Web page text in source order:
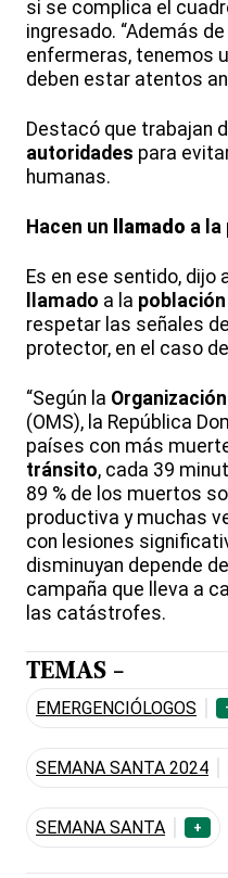
si se complica el
ingresado. “Además
enfermeras, tenemos
deben estar atentos
Destacó que trabajan
autoridades para
humanas.
Hacen un llamado a la
Es en ese sentido, dijo
llamado a la población
respetar las señales de
protector, en el caso
“Según la Organización
(OMS), la República
países con más
tránsito, cada 39
89 % de los muertos
productiva y muchas
con lesiones
disminuyan depende
campaña que lleva a
las catástrofes.
TEMAS -
EMERGENCIÓLOGOS
SEMANA SANTA 2024
SEMANA SANTA +